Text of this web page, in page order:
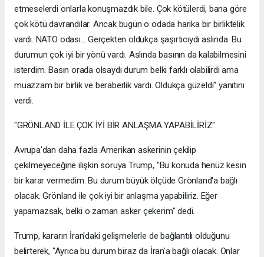
etmeselerdi onlarla konuşmazdık bile. Çok kötülerdi, bana göre
çok kötü davrandılar. Ancak bugün o odada harika bir birliktelik
vardı. NATO odası... Gerçekten oldukça şaşırtıcıydı aslında. Bu
durumun çok iyi bir yönü vardı. Aslında basının da kalabilmesini
isterdim. Basın orada olsaydı durum belki farklı olabilirdi ama
muazzam bir birlik ve beraberlik vardı. Oldukça güzeldi" yanıtını
verdi.
"GRÖNLAND İLE ÇOK İYİ BİR ANLAŞMA YAPABİLİRİZ"
Avrupa'dan daha fazla Amerikan askerinin çekilip
çekilmeyeceğine ilişkin soruya Trump, "Bu konuda henüz kesin
bir karar vermedim. Bu durum büyük ölçüde Grönland'a bağlı
olacak. Grönland ile çok iyi bir anlaşma yapabiliriz. Eğer
yapamazsak, belki o zaman asker çekerim" dedi.
Trump, kararın İran'daki gelişmelerle de bağlantılı olduğunu
belirterek, "Ayrıca bu durum biraz da İran'a bağlı olacak. Onlar